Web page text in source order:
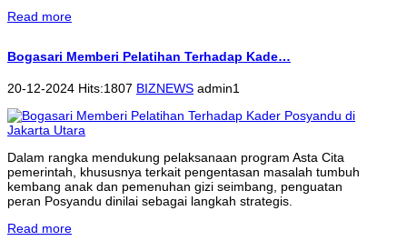
Read more
Bogasari Memberi Pelatihan Terhadap Kade…
20-12-2024 Hits:1807 BIZNEWS admin1
Dalam rangka mendukung pelaksanaan program Asta Cita
pemerintah, khususnya terkait pengentasan masalah tumbuh
kembang anak dan pemenuhan gizi seimbang, penguatan
peran Posyandu dinilai sebagai langkah strategis.
Read more